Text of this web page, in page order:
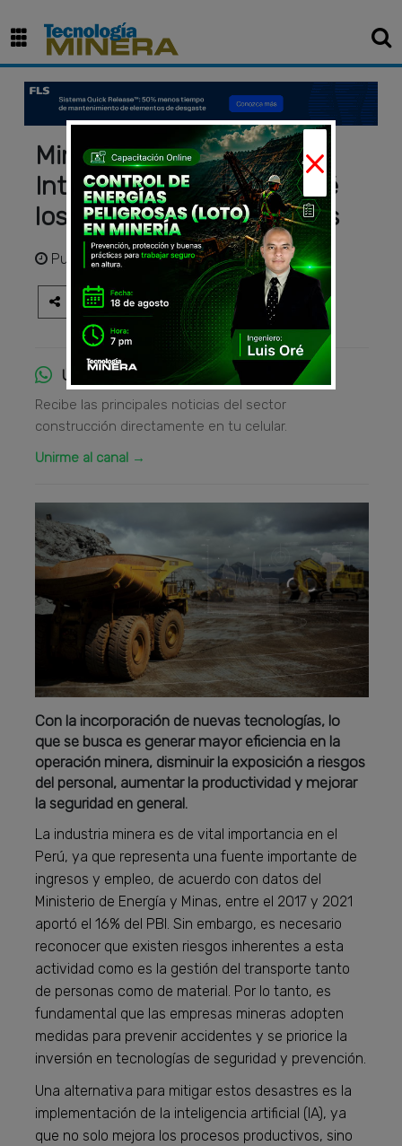
Minería 4.0: cómo la
Inteligencia Artificial prevé
los accidentes vehiculares
Publicadohace 2 años
Únete al canal de WhatsApp
Recibe las principales noticias del sector
construcción directamente en tu celular.
Unirme al canal →
Con la incorporación de nuevas tecnologías, lo
que se busca es generar mayor eficiencia en la
operación minera, disminuir la exposición a riesgos
del personal, aumentar la productividad y mejorar
la seguridad en general.
La industria minera es de vital importancia en el
Perú, ya que representa una fuente importante de
ingresos y empleo, de acuerdo con datos del
Ministerio de Energía y Minas, entre el 2017 y 2021
aportó el 16% del PBI. Sin embargo, es necesario
reconocer que existen riesgos inherentes a esta
actividad como es la gestión del transporte tanto
de personas como de material. Por lo tanto, es
fundamental que las empresas mineras adopten
medidas para prevenir accidentes y se priorice la
inversión en tecnologías de seguridad y prevención.
Una alternativa para mitigar estos desastres es la
implementación de la inteligencia artificial (IA), ya
que no solo mejora los procesos productivos, sino
×